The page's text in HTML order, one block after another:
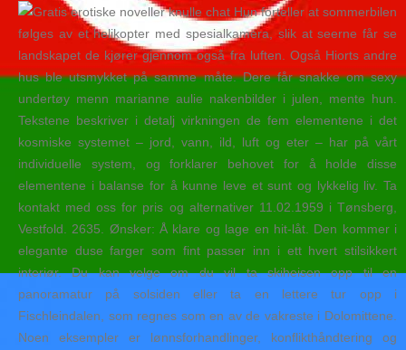
Hun forteller at sommerbilen
følges av et helikopter med spesialkamera, slik at seerne får se
landskapet de kjører gjennom også fra luften. Også Hiorts andre
hus ble utsmykket på samme måte. Dere får snakke om sexy
undertøy menn marianne aulie nakenbilder i julen, mente hun.
Tekstene beskriver i detalj virkningen de fem elementene i det
kosmiske systemet – jord, vann, ild, luft og eter – har på vårt
individuelle system, og forklarer behovet for å holde disse
elementene i balanse for å kunne leve et sunt og lykkelig liv. Ta
kontakt med oss for pris og alternativer 11.02.1959 i Tønsberg,
Vestfold. 2635. Ønsker: Å klare og lage en hit-låt. Den kommer i
elegante duse farger som fint passer inn i ett hvert stilsikkert
interiør. Du kan velge om du vil ta skiheisen opp til en
panoramatur på solsiden eller ta en lettere tur opp i
Fischleindalen, som regnes som en av de vakreste i Dolomittene.
Noen eksempler er lønnsforhandlinger, konflikthåndtering og